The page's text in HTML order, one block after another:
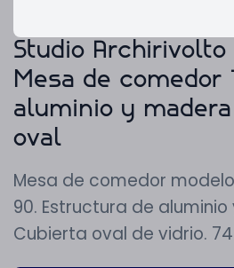
Studio Archirivolto
Mesa de comedor
aluminio y
oval
Mesa de comedor
90. Estructura de
Cubierta oval de vidrio. 74